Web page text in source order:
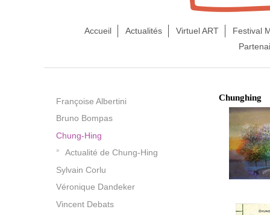
Accueil Actualités Virtuel ART
Festival
Chunghing
Françoise Albertini
Bruno Bompas
Chung-Hing
Actualité de Chung-Hing
Sylvain Corlu
Véronique Dandeker
Vincent Debats